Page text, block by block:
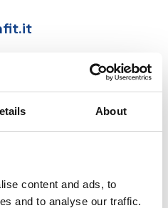
About
content and ads, to
and to analyse our traffic.